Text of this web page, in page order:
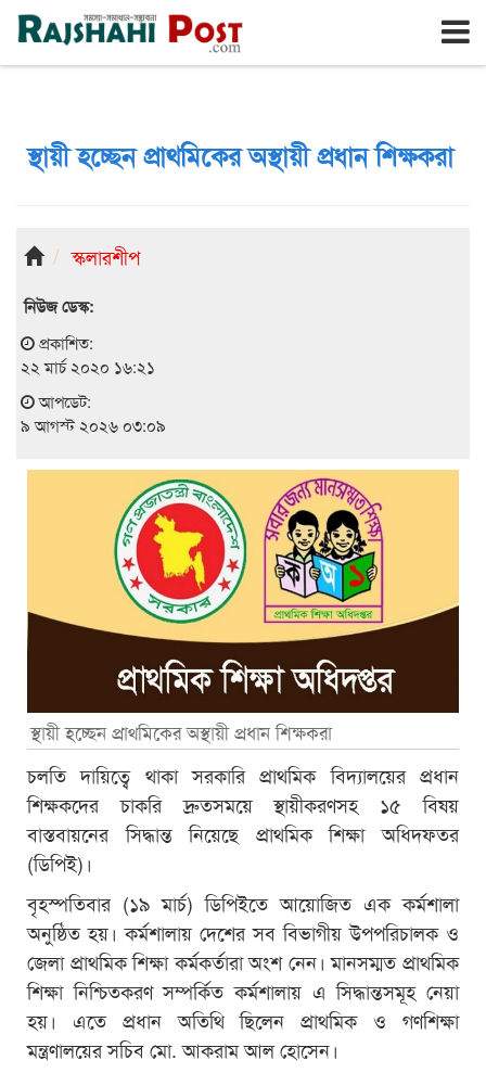
রাজশাহী রবিবার, ৯ই আগস্ট ২০২৬, ২৫শে শ্রাবণ ১৪৩৩
স্থায়ী হচ্ছেন প্রাথমিকের অস্থায়ী প্রধান শিক্ষকরা
স্কলারশীপ
নিউজ ডেস্ক:
প্রকাশিত:
২২ মার্চ ২০২০ ১৬:২১
আপডেট:
৯ আগস্ট ২০২৬ ০৩:০৯
স্থায়ী হচ্ছেন প্রাথমিকের অস্থায়ী প্রধান শিক্ষকরা
চলতি দায়িত্বে থাকা সরকারি প্রাথমিক বিদ্যালয়ের প্রধান
শিক্ষকদের চাকরি দ্রুতসময়ে স্থায়ীকরণসহ ১৫ বিষয়
বাস্তবায়নের সিদ্ধান্ত নিয়েছে প্রাথমিক শিক্ষা অধিদফতর
(ডিপিই)।
বৃহস্পতিবার (১৯ মার্চ) ডিপিইতে আয়োজিত এক কর্মশালা
অনুষ্ঠিত হয়। কর্মশালায় দেশের সব বিভাগীয় উপপরিচালক ও
জেলা প্রাথমিক শিক্ষা কর্মকর্তারা অংশ নেন। মানসম্মত প্রাথমিক
শিক্ষা নিশ্চিতকরণ সম্পর্কিত কর্মশালায় এ সিদ্ধান্তসমূহ নেয়া
হয়। এতে প্রধান অতিথি ছিলেন প্রাথমিক ও গণশিক্ষা
মন্ত্রণালয়ের সচিব মো. আকরাম আল হোসেন।